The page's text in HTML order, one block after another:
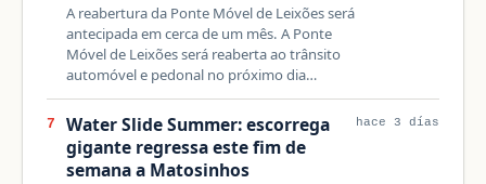
A reabertura da Ponte Móvel de Leixões será
antecipada em cerca de um mês. A Ponte
Móvel de Leixões será reaberta ao trânsito
automóvel e pedonal no próximo dia…
7
Water Slide Summer: escorrega
gigante regressa este fim de
semana a Matosinhos
hace 3 días